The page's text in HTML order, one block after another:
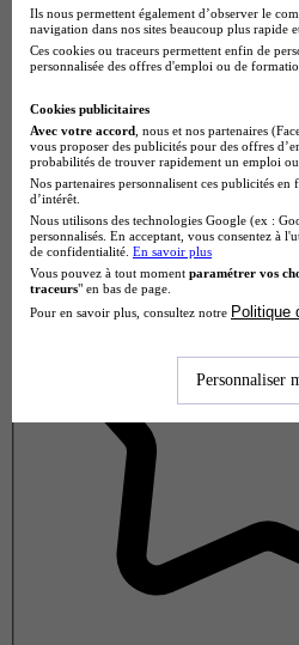
Note de 1 sur 5
Ils nous permettent également d’observer le
navigation dans nos sites beaucoup plus rapide
Ces cookies ou traceurs permettent enfin de
personnalisée des offres d'emploi ou de
Cookies publicitaires
Avec votre accord , nous et nos partenaires
vous proposer des publicités pour des offres
probabilités de trouver rapidement un emploi
Nos partenaires personnalisent ces publicités
d’intérêt.
Nous utilisons des technologies Google (ex :
personnalisés. En acceptant, vous consentez à
de confidentialité. En savoir plus
Vous pouvez à tout moment paramétrer vos
traceurs" en bas de page.
Pour en savoir plus, consultez notre Politique
Personnaliser